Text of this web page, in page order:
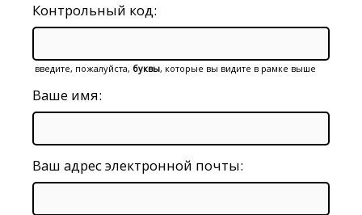
Контрольный код:
введите, пожалуйста, буквы, которые вы видите в рамке выше
Ваше имя:
Ваш адрес электронной почты: